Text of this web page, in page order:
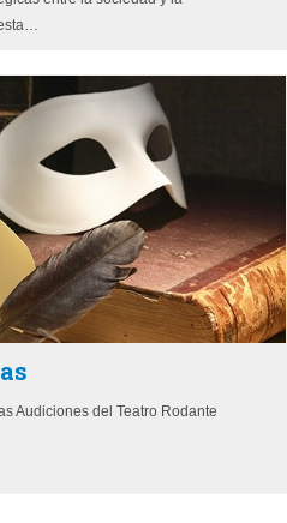
Audiciones del Teatro Rodante